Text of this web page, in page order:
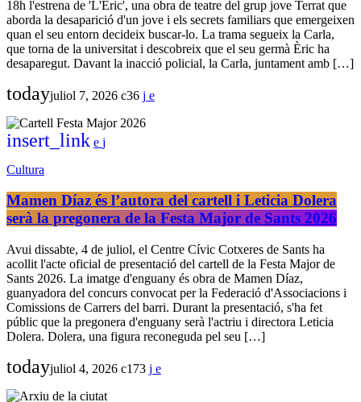
18h l'estrena de 'L'Èric', una obra de teatre del grup jove Terrat que
aborda la desaparició d'un jove i els secrets familiars que emergeixen
quan el seu entorn decideix buscar-lo. La trama segueix la Carla,
que torna de la universitat i descobreix que el seu germà Èric ha
desaparegut. Davant la inacció policial, la Carla, juntament amb […]
todayjuliol 7, 2026 36
insert_link
Cultura
Mamen Díaz és l’autora del cartell i Leticia Dolera
serà la pregonera de la Festa Major de Sants 2026
Avui dissabte, 4 de juliol, el Centre Cívic Cotxeres de Sants ha
acollit l'acte oficial de presentació del cartell de la Festa Major de
Sants 2026. La imatge d'enguany és obra de Mamen Díaz,
guanyadora del concurs convocat per la Federació d'Associacions i
Comissions de Carrers del barri. Durant la presentació, s'ha fet
públic que la pregonera d'enguany serà l'actriu i directora Leticia
Dolera. Dolera, una figura reconeguda pel seu […]
todayjuliol 4, 2026 173